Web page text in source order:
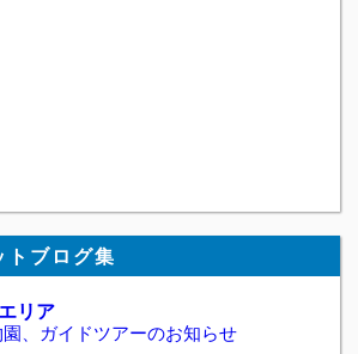
トブログ集
リア
、ガイドツアーのお知らせ